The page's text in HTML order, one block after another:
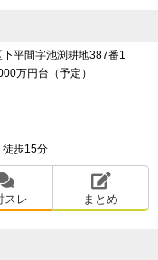
由
、間取り、特に駅
からのクチコミを
平間字池渕耕地387番1
万円台（予定）
徒歩15分
スレ まとめ